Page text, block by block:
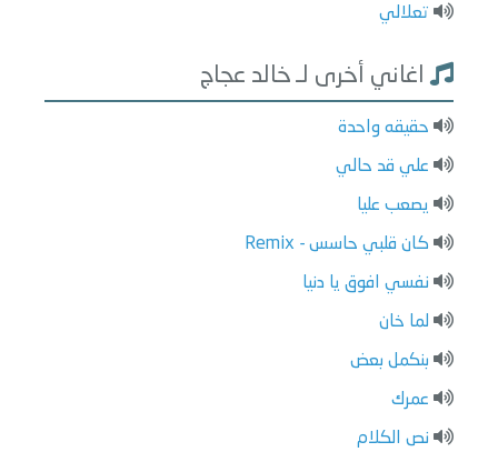
تعلالي
اغاني أخرى لـ خالد عجاج
حقيقه واحدة
علي قد حالي
يصعب عليا
كان قلبي حاسس - Remix
نفسي افوق يا دنيا
لما خان
بنكمل بعض
عمرك
نص الكلام